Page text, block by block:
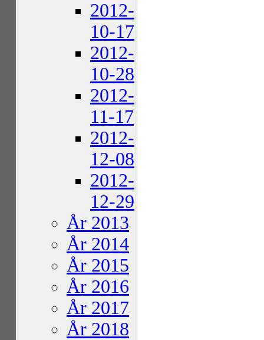
2012-
10-17
2012-
10-28
2012-
11-17
2012-
12-08
2012-
12-29
År 2013
År 2014
År 2015
År 2016
År 2017
År 2018